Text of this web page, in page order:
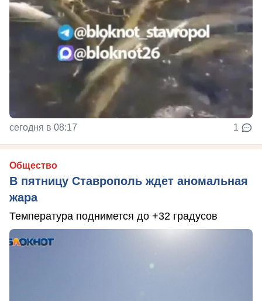
сегодня в 08:17 1
Общество
В пятницу Ставрополь ждет аномальная
жара
Температура поднимется до +32 градусов